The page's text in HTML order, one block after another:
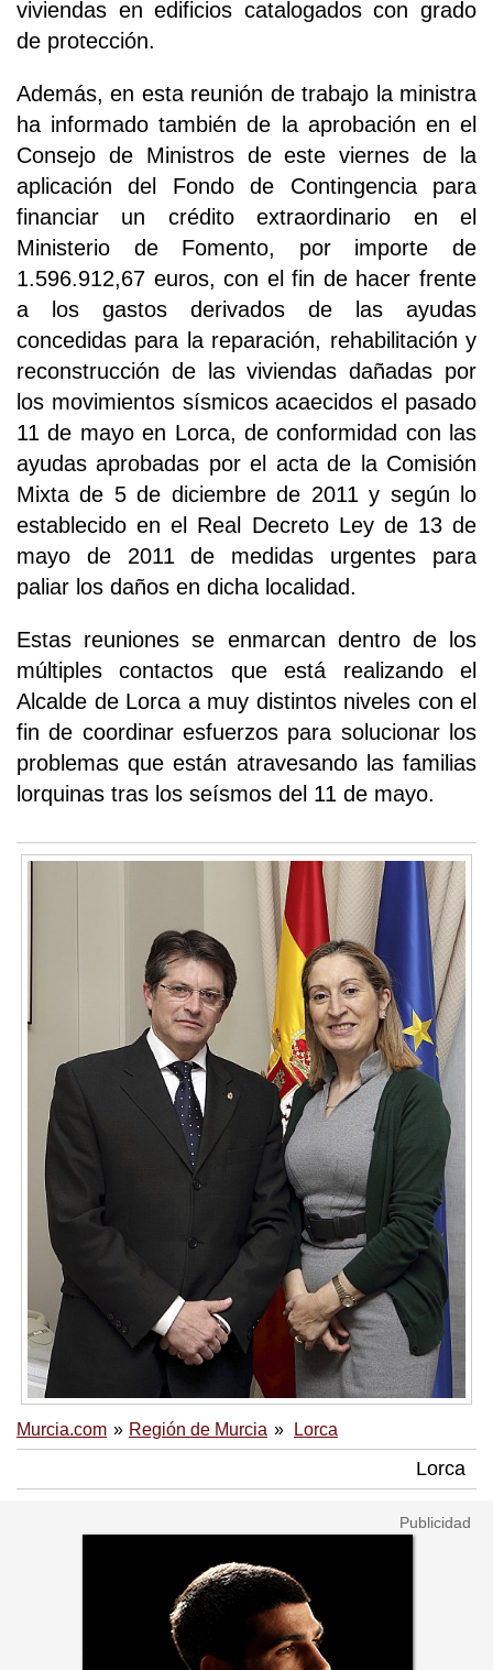
viviendas en edificios catalogados con grado
de protección.
Además, en esta reunión de trabajo la ministra
ha informado también de la aprobación en el
Consejo de Ministros de este viernes de la
aplicación del Fondo de Contingencia para
financiar un crédito extraordinario en el
Ministerio de Fomento, por importe de
1.596.912,67 euros, con el fin de hacer frente
a los gastos derivados de las ayudas
concedidas para la reparación, rehabilitación y
reconstrucción de las viviendas dañadas por
los movimientos sísmicos acaecidos el pasado
11 de mayo en Lorca, de conformidad con las
ayudas aprobadas por el acta de la Comisión
Mixta de 5 de diciembre de 2011 y según lo
establecido en el Real Decreto Ley de 13 de
mayo de 2011 de medidas urgentes para
paliar los daños en dicha localidad.
Estas reuniones se enmarcan dentro de los
múltiples contactos que está realizando el
Alcalde de Lorca a muy distintos niveles con el
fin de coordinar esfuerzos para solucionar los
problemas que están atravesando las familias
lorquinas tras los seísmos del 11 de mayo.
Murcia.com Región de Murcia Lorca
Lorca